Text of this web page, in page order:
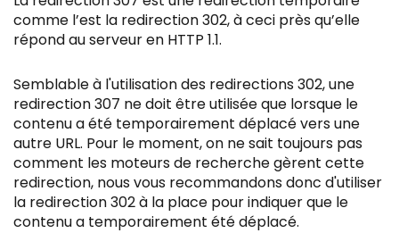
comme l’est la redirection 302, à ceci près qu’elle
répond au serveur en HTTP 1.1.
Semblable à l'utilisation des redirections 302, une
redirection 307 ne doit être utilisée que lorsque le
contenu a été temporairement déplacé vers une
autre URL. Pour le moment, on ne sait toujours pas
comment les moteurs de recherche gèrent cette
redirection, nous vous recommandons donc d'utiliser
la redirection 302 à la place pour indiquer que le
contenu a temporairement été déplacé.